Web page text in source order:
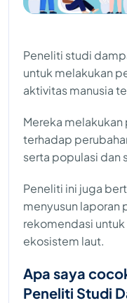
Peneliti studi
untuk melakukan
aktivitas manusia
Mereka
terhadap
serta populasi dan
Peneliti ini juga
menyusun laporan
rekomendasi
ekosistem laut.
Apa saya
Peneliti Studi